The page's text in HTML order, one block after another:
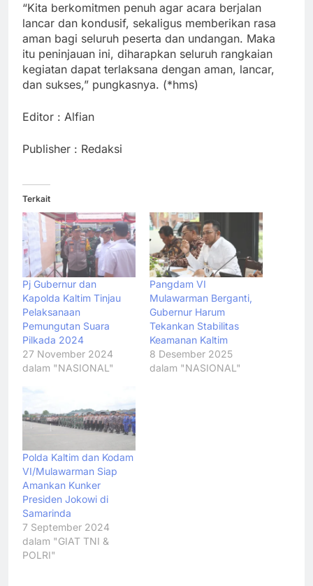
“Kita berkomitmen penuh agar acara berjalan
lancar dan kondusif, sekaligus memberikan rasa
aman bagi seluruh peserta dan undangan. Maka
itu peninjauan ini, diharapkan seluruh rangkaian
kegiatan dapat terlaksana dengan aman, lancar,
dan sukses,” pungkasnya. (*hms)
Editor : Alfian
Publisher : Redaksi
Terkait
Pj Gubernur dan
Kapolda Kaltim Tinjau
Pelaksanaan
Pemungutan Suara
Pilkada 2024
27 November 2024
dalam "NASIONAL"
Pangdam VI
Mulawarman Berganti,
Gubernur Harum
Tekankan Stabilitas
Keamanan Kaltim
8 Desember 2025
dalam "NASIONAL"
Polda Kaltim dan Kodam
VI/Mulawarman Siap
Amankan Kunker
Presiden Jokowi di
Samarinda
7 September 2024
dalam "GIAT TNI &
POLRI"